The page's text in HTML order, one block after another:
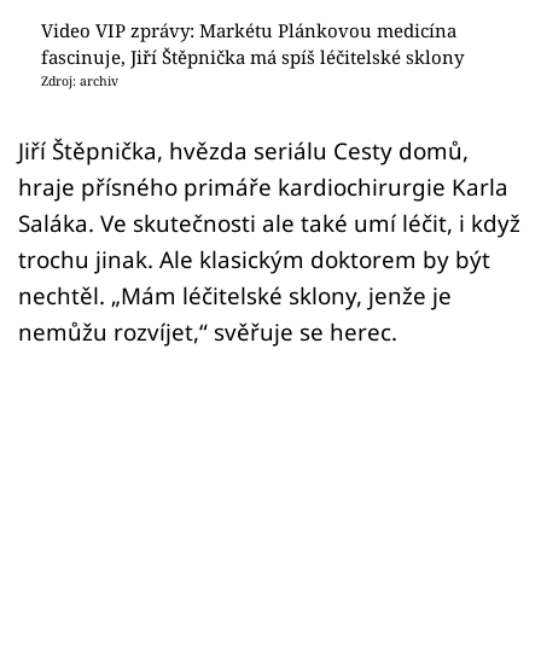
Sledujte prima+
Sledujte nás
Video VIP zprávy: Markétu Plánkovou medicína
fascinuje, Jiří Štěpnička má spíš léčitelské sklony
Zdroj: archiv
Jiří Štěpnička, hvězda seriálu Cesty domů,
hraje přísného primáře kardiochirurgie Karla
Saláka. Ve skutečnosti ale také umí léčit, i když
trochu jinak. Ale klasickým doktorem by být
nechtěl. „Mám léčitelské sklony, jenže je
nemůžu rozvíjet,“ svěřuje se herec.